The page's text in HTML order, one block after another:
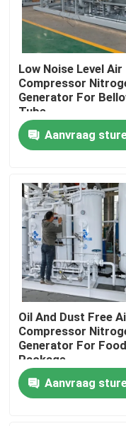
Thuis
Over ons
Fabriekstocht
Kwaliteitscontrole
Neem contact met
Nieuws
Vraag een offerte
PSA
Low Noise Level Air
Compressor
Generator For
Tube
Aanvraag
Oil And Dust Free
Compressor
Generator For Food
Package
Aanvraag